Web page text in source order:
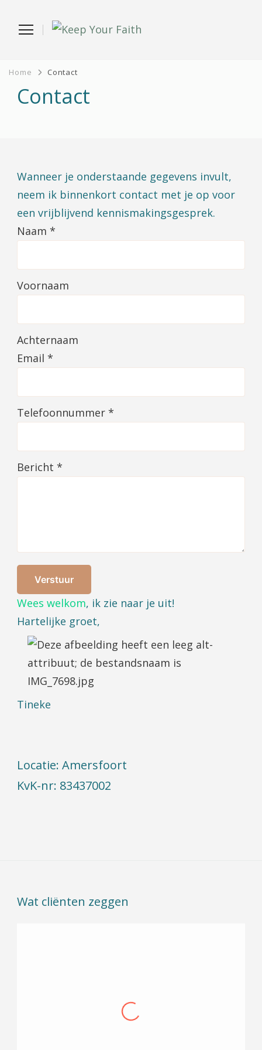
Faith
Home Contact
Contact
Wanneer je onderstaande gegevens invult,
neem ik binnenkort contact met je op voor
een vrijblijvend kennismakingsgesprek.
Naam *
Voornaam
Achternaam
Email *
Telefoonnummer *
Bericht *
Verstuur
Wees welkom, ik zie naar je uit!
Hartelijke groet,
Tineke
Locatie: Amersfoort
KvK-nr: 83437002
Wat cliënten zeggen
doorvragen maken dat je ook in korte tijd
genoeg input krijgt om met jezelf en je proces